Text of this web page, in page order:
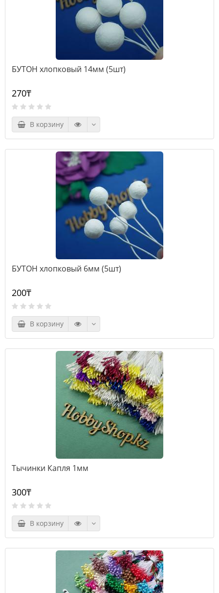
БУТОН хлопковый 14мм (5шт)
270₸
В корзину
БУТОН хлопковый 6мм (5шт)
200₸
В корзину
Тычинки Капля 1мм
300₸
В корзину